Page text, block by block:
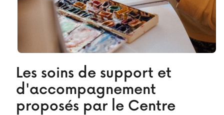
Les soins de support et
d'accompagnement
proposés par le Centre